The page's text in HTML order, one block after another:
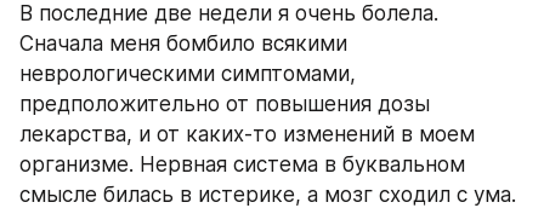
В последние две недели я очень болела.
Сначала меня бомбило всякими
неврологическими симптомами,
предположительно от повышения дозы
лекарства, и от каких-то изменений в моем
организме. Нервная система в буквальном
смысле билась в истерике, а мозг сходил с ума.